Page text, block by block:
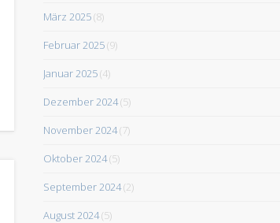
März 2025(8)
Februar 2025(9)
Januar 2025(4)
Dezember 2024(5)
November 2024(7)
Oktober 2024(5)
September 2024(2)
August 2024(5)